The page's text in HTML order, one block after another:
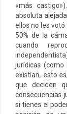
«más
absoluta
ellos no les votó
50% de la
cuando
jurídicas (como
existían, esto
que deciden
consecuencias
si tienes el